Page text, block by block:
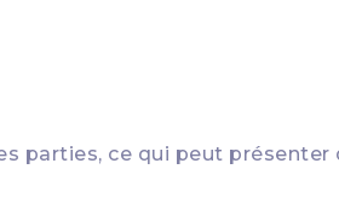
parties, ce qui peut présenter